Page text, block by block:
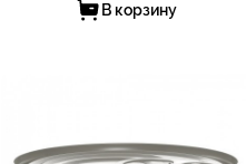
В корзину